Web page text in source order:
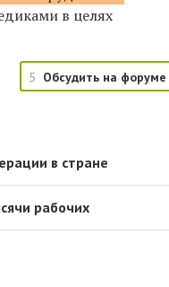
в целях
5 Обсудить на форуме
в стране
рабочих